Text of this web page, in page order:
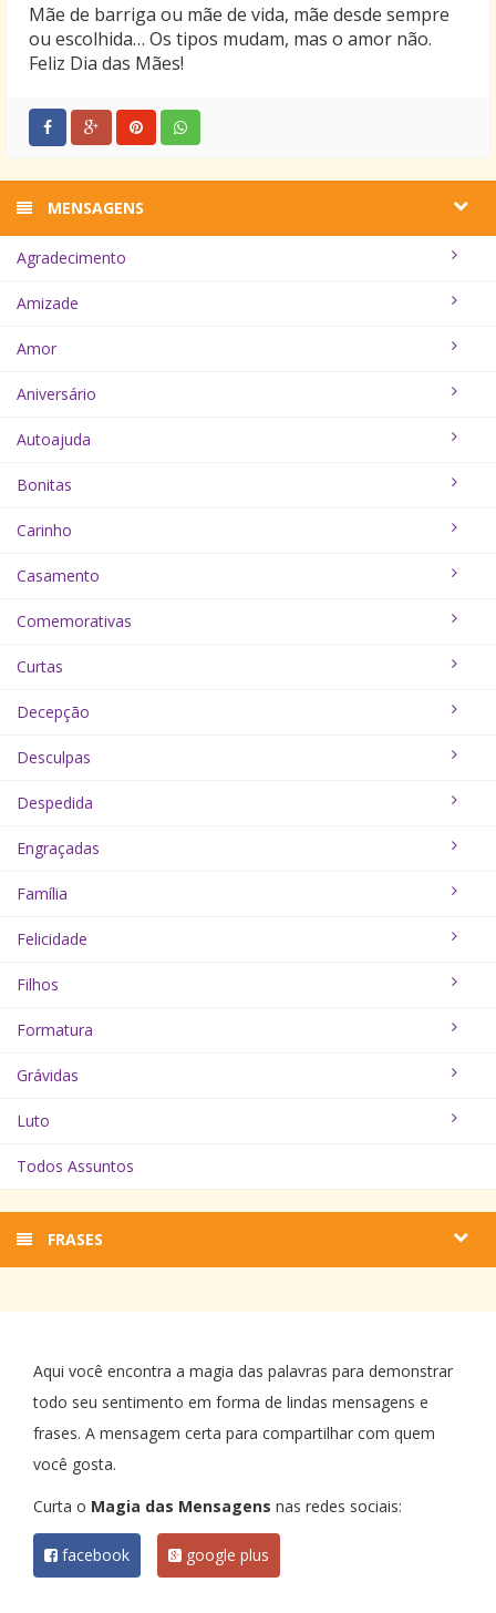
Mãe de barriga ou mãe de vida, mãe desde sempre
ou escolhida… Os tipos mudam, mas o amor não.
Feliz Dia das Mães!
MENSAGENS
Agradecimento
Amizade
Amor
Aniversário
Autoajuda
Bonitas
Carinho
Casamento
Comemorativas
Curtas
Decepção
Desculpas
Despedida
Engraçadas
Família
Felicidade
Filhos
Formatura
Grávidas
Luto
Todos Assuntos
FRASES
Aqui você encontra a magia das palavras para demonstrar
todo seu sentimento em forma de lindas mensagens e
frases. A mensagem certa para compartilhar com quem
você gosta.
Curta o Magia das Mensagens nas redes sociais:
facebook google plus